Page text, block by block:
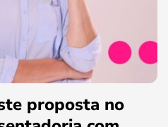
proposta no